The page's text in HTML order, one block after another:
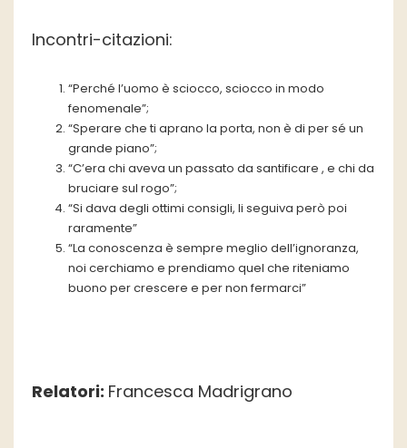
Incontri-citazioni:
“Perché l’uomo è sciocco, sciocco in modo
fenomenale”;
“Sperare che ti aprano la porta, non è di per sé un
grande piano”;
“C’era chi aveva un passato da santificare , e chi da
bruciare sul rogo”;
“Si dava degli ottimi consigli, li seguiva però poi
raramente”
“La conoscenza è sempre meglio dell’ignoranza,
noi cerchiamo e prendiamo quel che riteniamo
buono per crescere e per non fermarci”
Relatori: Francesca Madrigrano